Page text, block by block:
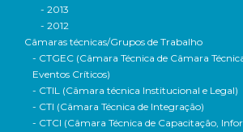
- 2013
- 2012
Câmaras técnicas/Grupos de Trabalho
- CTGEC (Câmara Técnica de Câmara
Eventos Críticos)
- CTIL (Câmara técnica Institucional e Legal)
- CTI (Câmara Técnica de Integração)
- CTCI (Câmara Técnica de Capacitação,